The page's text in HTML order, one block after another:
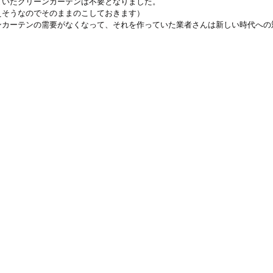
うなのでそのままのこしておきます）
ーテンの需要がなくなって、それを作っていた業者さんは新しい時代へ